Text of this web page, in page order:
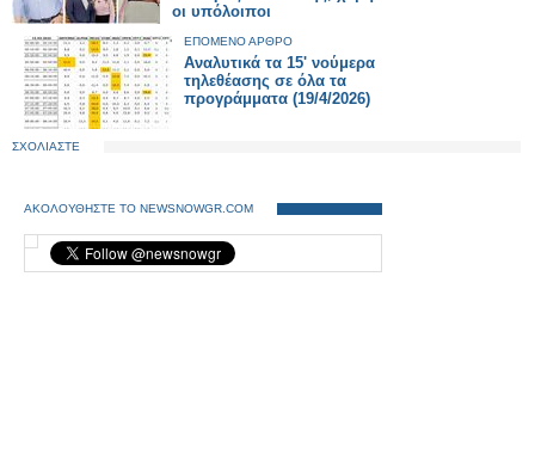
οι υπόλοιποι
ΕΠΟΜΕΝΟ ΑΡΘΡΟ
Αναλυτικά τα 15' νούμερα
τηλεθέασης σε όλα τα
προγράμματα (19/4/2026)
ΣΧΟΛΙΑΣΤΕ
ΑΚΟΛΟΥΘΗΣΤΕ ΤΟ NEWSNOWGR.COM